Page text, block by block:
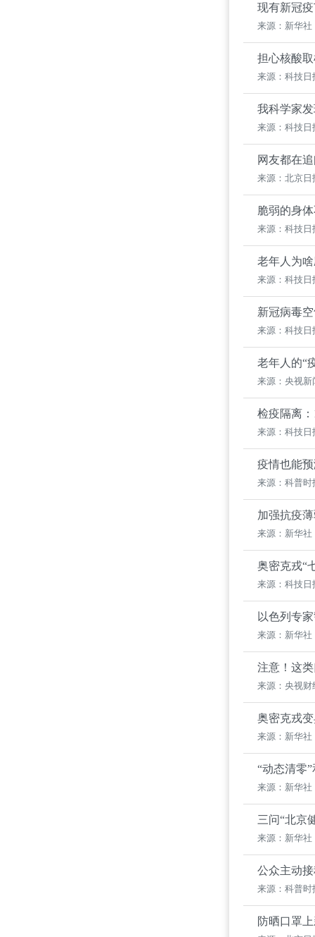
现有新冠
来源：新华社
担心核酸
来源：科技日
我科学家
来源：科技日
网友都在
来源：北京日
脆弱的身
来源：科技日
老年人为
来源：科技日
新冠病毒
来源：科技日
老年人的“
来源：央视新
检疫隔离
来源：科技日
疫情也能
来源：科普时
加强抗疫
来源：新华社
奥密克戎“
来源：科技日
以色列专
来源：新华社
注意！这
来源：央视财
奥密克戎
来源：新华社
“动态清零
来源：新华社
三问“北京
来源：新华社
公众主动
来源：科普时
防晒口罩